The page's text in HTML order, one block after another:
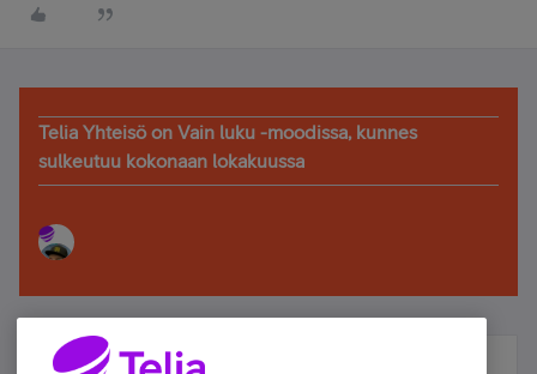
Telia Yhteisö on Vain luku -moodissa, kunnes
sulkeutuu kokonaan lokakuussa